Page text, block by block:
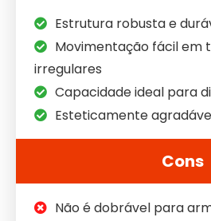
Estrutura robusta e
Movimentação fácil em
irregulares
Capacidade ideal para
Esteticamente
Cons
Não é dobrável para